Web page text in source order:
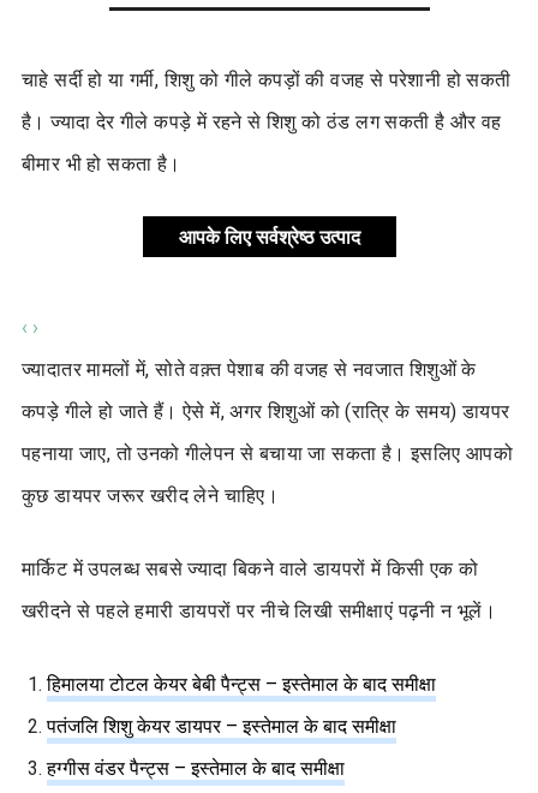
चाहे सर्दी हो या गर्मी, शिशु को गीले कपड़ों की वजह से परेशानी हो सकती
है। ज्यादा देर गीले कपड़े में रहने से शिशु को ठंड लग सकती है और वह
बीमार भी हो सकता है।
आपके लिए सर्वश्रेष्ठ उत्पाद
‹ ›
ज्यादातर मामलों में, सोते वक़्त पेशाब की वजह से नवजात शिशुओं के
कपड़े गीले हो जाते हैं। ऐसे में, अगर शिशुओं को (रात्रि के समय) डायपर
पहनाया जाए, तो उनको गीलेपन से बचाया जा सकता है। इसलिए आपको
कुछ डायपर जरूर खरीद लेने चाहिए।
मार्किट में उपलब्ध सबसे ज्यादा बिकने वाले डायपरों में किसी एक को
खरीदने से पहले हमारी डायपरों पर नीचे लिखी समीक्षाएं पढ़नी न भूलें।
हिमालया टोटल केयर बेबी पैन्ट्स – इस्तेमाल के बाद समीक्षा
पतंजलि शिशु केयर डायपर – इस्तेमाल के बाद समीक्षा
हग्गीस वंडर पैन्ट्स – इस्तेमाल के बाद समीक्षा